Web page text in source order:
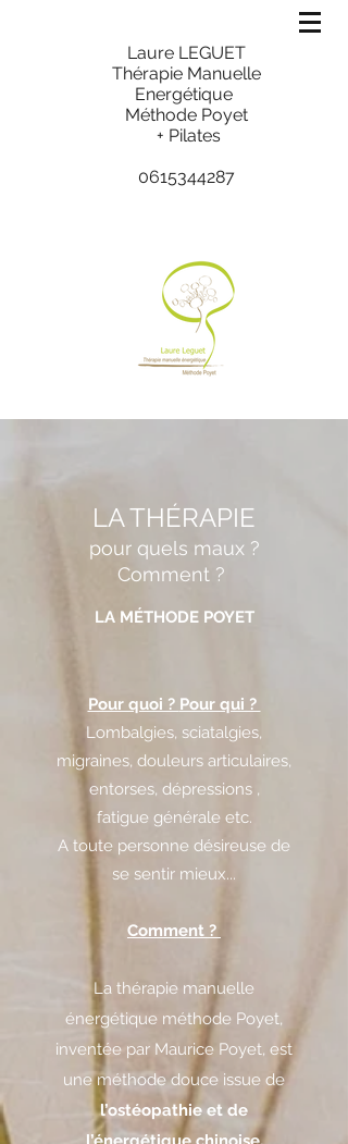
Laure LEGUET
Thérapie Manuelle
Energétique
Méthode Poyet
+ Pilates
0615344287
LA THÉRAPIE
pour quels maux ?
Comment ?
LA MÉTHODE POYET
Pour quoi ? Pour qui ?
Lombalgies, sciatalgies,
migraines, douleurs articulaires,
entorses, dépressions ,
fatigue générale etc.
A toute personne désireuse de
se sentir mieux...
Comment ?
La thérapie manuelle
énergétique méthode Poyet,
inventée par Maurice Poyet, est
une méthode douce issue de
l’ostéopathie et de